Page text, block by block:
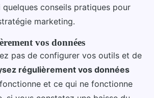
conseils pratiques pour
marketing.
vos données
pas de configurer vos outils et de
régulièrement vos données
et ce qui ne fonctionne